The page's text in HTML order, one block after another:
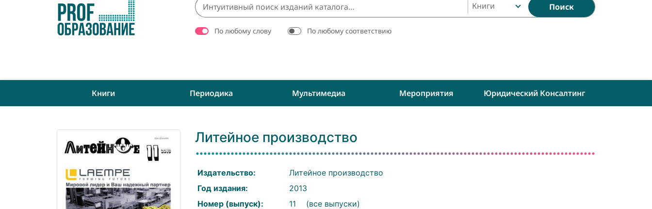
Книги Поиск
По любому слову По любому соответствию
Книги Периодика Мультимедиа Мероприятия Юридический Консалтинг
Литейное производство
Издательство:
Литейное производство
Год издания:
2013
Номер (выпуск):
11
(все выпуски)